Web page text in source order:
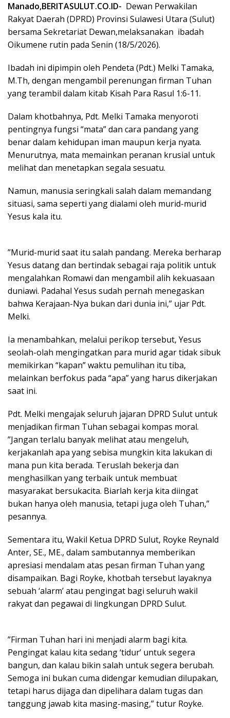
Manado,BERITASULUT.CO.ID- Dewan Perwakilan
Rakyat Daerah (DPRD) Provinsi Sulawesi Utara (Sulut)
bersama Sekretariat Dewan,melaksanakan ibadah
Oikumene rutin pada Senin (18/5/2026).
Ibadah ini dipimpin oleh Pendeta (Pdt.) Melki Tamaka,
M.Th, dengan mengambil perenungan firman Tuhan
yang terambil dalam kitab Kisah Para Rasul 1:6-11.
Dalam khotbahnya, Pdt. Melki Tamaka menyoroti
pentingnya fungsi “mata” dan cara pandang yang
benar dalam kehidupan iman maupun kerja nyata.
Menurutnya, mata memainkan peranan krusial untuk
melihat dan menetapkan segala sesuatu.
Namun, manusia seringkali salah dalam memandang
situasi, sama seperti yang dialami oleh murid-murid
Yesus kala itu.
”Murid-murid saat itu salah pandang. Mereka berharap
Yesus datang dan bertindak sebagai raja politik untuk
mengalahkan Romawi dan mengambil alih kekuasaan
duniawi. Padahal Yesus sudah pernah menegaskan
bahwa Kerajaan-Nya bukan dari dunia ini,” ujar Pdt.
Melki.
Ia menambahkan, melalui perikop tersebut, Yesus
seolah-olah mengingatkan para murid agar tidak sibuk
memikirkan “kapan” waktu pemulihan itu tiba,
melainkan berfokus pada “apa” yang harus dikerjakan
saat ini.
Pdt. Melki mengajak seluruh jajaran DPRD Sulut untuk
menjadikan firman Tuhan sebagai kompas moral.
”Jangan terlalu banyak melihat atau mengeluh,
kerjakanlah apa yang sebisa mungkin kita lakukan di
mana pun kita berada. Teruslah bekerja dan
menghasilkan yang terbaik untuk membuat
masyarakat bersukacita. Biarlah kerja kita diingat
bukan hanya oleh manusia, tetapi juga oleh Tuhan,”
pesannya.
Sementara itu, Wakil Ketua DPRD Sulut, Royke Reynald
Anter, SE., ME., dalam sambutannya memberikan
apresiasi mendalam atas pesan firman Tuhan yang
disampaikan. Bagi Royke, khotbah tersebut layaknya
sebuah ‘alarm’ atau pengingat bagi seluruh wakil
rakyat dan pegawai di lingkungan DPRD Sulut.
”Firman Tuhan hari ini menjadi alarm bagi kita.
Pengingat kalau kita sedang ‘tidur’ untuk segera
bangun, dan kalau bikin salah untuk segera berubah.
Semoga ini bukan cuma didengar kemudian dilupakan,
tetapi harus dijaga dan dipelihara dalam tugas dan
tanggung jawab kita masing-masing,” tutur Royke.